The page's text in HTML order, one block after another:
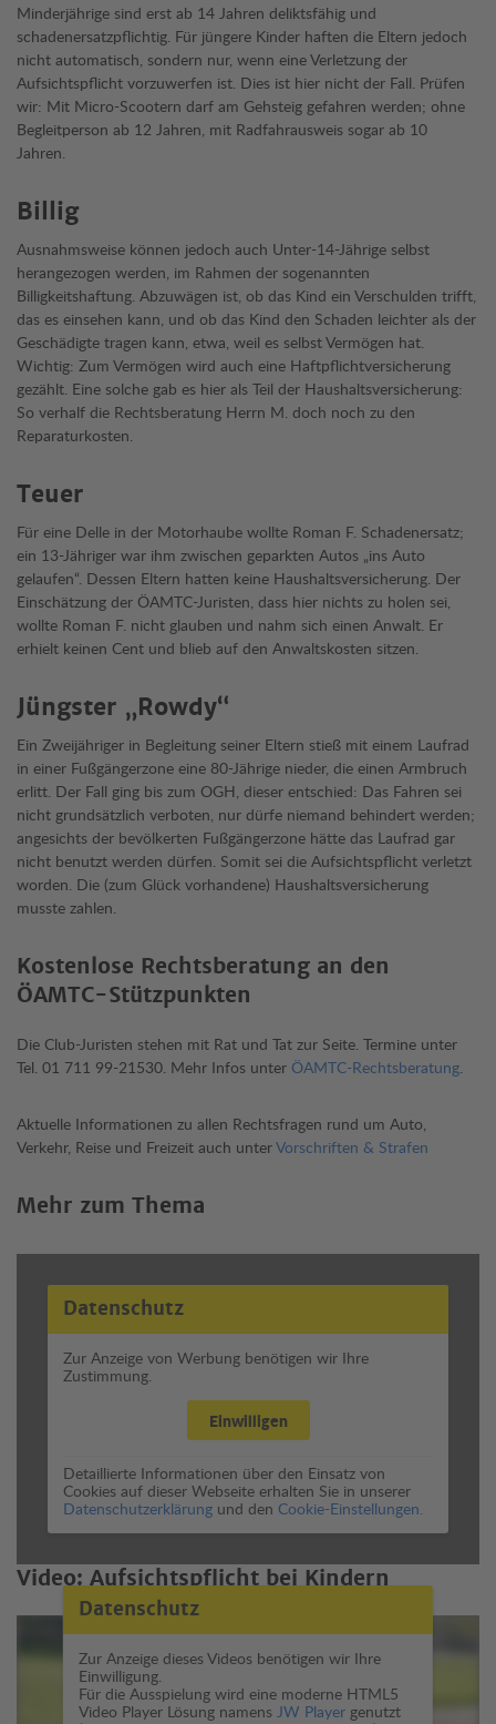
Minderjährige sind erst ab 14 Jahren deliktsfähig und
schadenersatzpflichtig. Für jüngere Kinder haften die Eltern jedoch
nicht automatisch, sondern nur, wenn eine Verletzung der
Aufsichtspflicht vorzuwerfen ist. Dies ist hier nicht der Fall. Prüfen
wir: Mit Micro-Scootern darf am Gehsteig gefahren werden; ohne
Begleitperson ab 12 Jahren, mit Radfahrausweis sogar ab 10
Jahren.
Billig
Ausnahmsweise können jedoch auch Unter-14-Jährige selbst
herangezogen werden, im Rahmen der sogenannten
Billigkeitshaftung. Abzuwägen ist, ob das Kind ein Verschulden trifft,
das es einsehen kann, und ob das Kind den Schaden leichter als der
Geschädigte tragen kann, etwa, weil es selbst Vermögen hat.
Wichtig: Zum Vermögen wird auch eine Haftpflichtversicherung
gezählt. Eine solche gab es hier als Teil der Haushaltsversicherung:
So verhalf die Rechtsberatung Herrn M. doch noch zu den
Reparaturkosten.
Teuer
Für eine Delle in der Motorhaube wollte Roman F. Schadenersatz;
ein 13-Jähriger war ihm zwischen geparkten Autos „ins Auto
gelaufen“. Dessen Eltern hatten keine Haushaltsversicherung. Der
Einschätzung der ÖAMTC-Juristen, dass hier nichts zu holen sei,
wollte Roman F. nicht glauben und nahm sich einen Anwalt. Er
erhielt keinen Cent und blieb auf den Anwaltskosten sitzen.
Jüngster „Rowdy“
Ein Zweijähriger in Begleitung seiner Eltern stieß mit einem Laufrad
in einer Fußgängerzone eine 80-Jährige nieder, die einen Armbruch
erlitt. Der Fall ging bis zum OGH, dieser entschied: Das Fahren sei
nicht grundsätzlich verboten, nur dürfe niemand behindert werden;
angesichts der bevölkerten Fußgängerzone hätte das Laufrad gar
nicht benutzt werden dürfen. Somit sei die Aufsichtspflicht verletzt
worden. Die (zum Glück vorhandene) Haushaltsversicherung
musste zahlen.
Kostenlose Rechtsberatung an den
ÖAMTC-Stützpunkten
Die Club-Juristen stehen mit Rat und Tat zur Seite. Termine unter
Tel. 01 711 99-21530. Mehr Infos unter ÖAMTC-Rechtsberatung.
Aktuelle Informationen zu allen Rechtsfragen rund um Auto,
Verkehr, Reise und Freizeit auch unterVorschriften & Strafen
Mehr zum Thema
Datenschutz
Zur Anzeige von Werbung benötigen wir Ihre
Zustimmung.
Einwilligen
Detaillierte Informationen über den Einsatz von
Cookies auf dieser Webseite erhalten Sie in unserer
Datenschutzerklärung und den Cookie-Einstellungen.
Video: Aufsichtspflicht bei Kindern
Datenschutz
Zur Anzeige dieses Videos benötigen wir Ihre
Einwilligung.
Für die Ausspielung wird eine moderne HTML5
Video Player Lösung namens JW Playergenutzt